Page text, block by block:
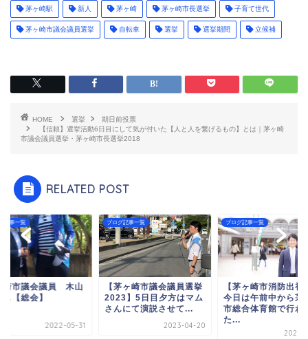
茅ヶ崎駅 新人 茅ヶ崎 茅ヶ崎市長選挙 子育て世代
茅ヶ崎市議会議員選挙 自転車 選挙 選挙期間 立候補
HOME 選挙
期日前投票
【信頼】選挙活動6日目にして気が付いた【人と人を繋げるもの】とは｜茅ヶ崎
市議会議員選挙・茅ヶ崎市長選挙2018
RELATED POST
記事一覧
崎市議会議員 木山
【総会】
2022-05-31
ブログ記事一覧
【茅ヶ崎市議会議員選挙
2023】5日目夕方はマム
さんにて演説させて...
2023-04-20
ブログ記事一覧
【茅ヶ崎市消防出初
今日は午前中から茅
市総合体育館で行わ
た...
2023-